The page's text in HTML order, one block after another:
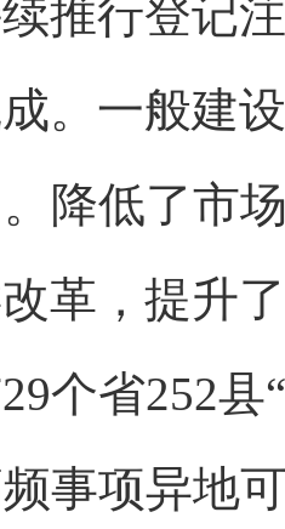
推行登记
。一般建
降低了市
革，提升
个省252
事项异地